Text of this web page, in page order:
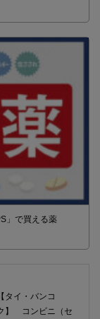
」で買える薬
【タイ・バンコ
】 コンビニ（セ